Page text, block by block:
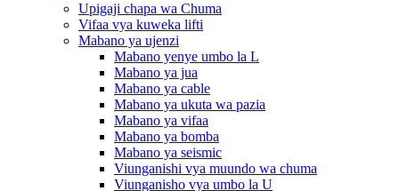
Upigaji chapa wa Chuma
Vifaa vya kuweka lifti
Mabano ya ujenzi
Mabano yenye umbo la L
Mabano ya jua
Mabano ya cable
Mabano ya ukuta wa pazia
Mabano ya vifaa
Mabano ya bomba
Mabano ya seismic
Viunganishi vya muundo wa chuma
Viunganisho vya umbo la U